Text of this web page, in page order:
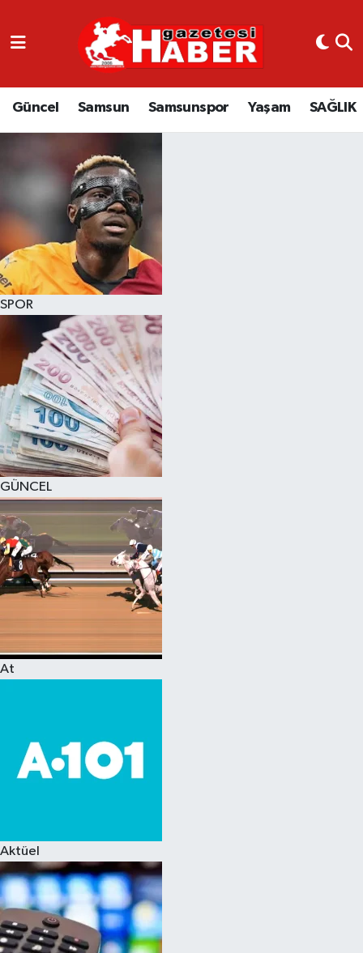
Güncel Samsun Samsunspor Yaşam SAĞLIK
SPOR
GÜNCEL
At
Aktüel
GÜNCEL
SAMSUN
EKONOMİ
YAŞAM